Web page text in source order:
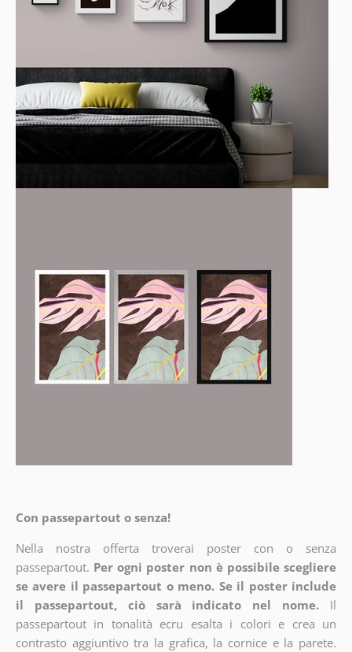
Con passepartout o senza!
Nella nostra offerta troverai poster con o senza
passepartout. Per ogni poster non è possibile scegliere
se avere il passepartout o meno. Se il poster include
il passepartout, ciò sarà indicato nel nome.
Il
passepartout in tonalità ecru esalta i colori e crea un
contrasto aggiuntivo tra la grafica, la cornice e la parete.